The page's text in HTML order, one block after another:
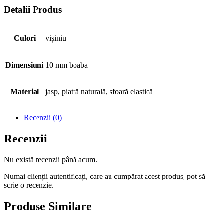
Detalii Produs
Culori vișiniu
Dimensiuni 10 mm boaba
Material jasp, piatră naturală, sfoară elastică
Recenzii (0)
Recenzii
Nu există recenzii până acum.
Numai clienții autentificați, care au cumpărat acest produs, pot să
scrie o recenzie.
Produse Similare